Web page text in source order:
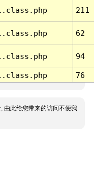
211
62
94
76
由此给您带来的访问不便我